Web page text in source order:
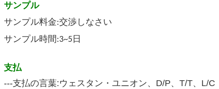
サンプル
サンプル料金:交渉しなさい
サンプル時間:3~5日
支払
---支払の言葉:ウェスタン・ユニオン、D/P、T/T、L/C